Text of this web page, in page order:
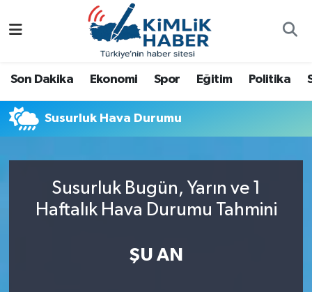
Son Dakika Ekonomi Spor Eğitim Politika
Susurluk Hava Durumu
Susurluk Bugün, Yarın ve 1
Haftalık Hava Durumu Tahmini
ŞU AN
Antalya
Dünya
Eğitim
Nöbetçi Eczaneler
Namaz Vakitleri
Trafik Durumu
Süper Lig Puan Durumu ve Fikstür
Son Dakika Haberleri